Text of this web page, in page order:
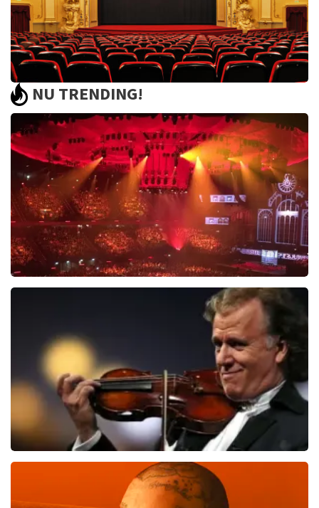
Saturday Night Fever
60reviews
BEKIJKEN
NU TRENDING!
BESTEL NU
laatste 30 minuten